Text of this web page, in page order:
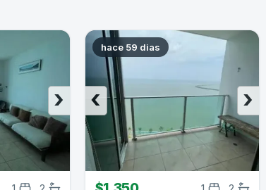
›
hace 59 dias
›
‹